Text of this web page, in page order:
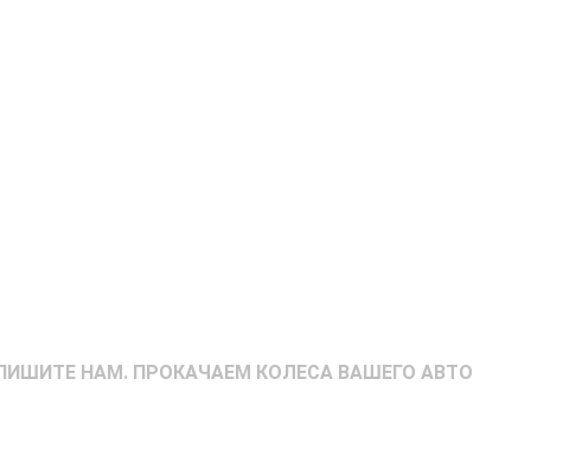
НАМ. ПРОКАЧАЕМ КОЛЕСА ВАШЕГО АВТО